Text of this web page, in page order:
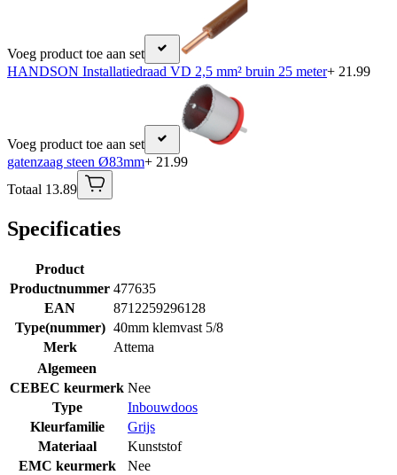
Voeg product toe aan set
HANDSON Installatiedraad VD 2,5 mm² bruin 25 meter+ 21.99
Voeg product toe aan set
gatenzaag steen Ø83mm+ 21.99
Totaal 13.89
Specificaties
Product
Productnummer 477635
EAN
8712259296128
Type(nummer) 40mm klemvast 5/8
Merk
Attema
Algemeen
CEBEC keurmerk Nee
Type
Inbouwdoos
Kleurfamilie
Grijs
Materiaal
Kunststof
EMC keurmerk
Nee